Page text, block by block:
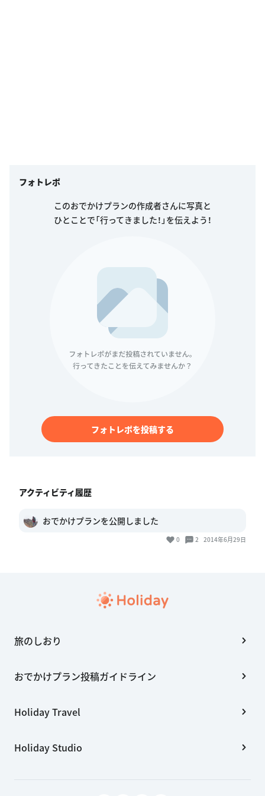
フォトレポ
このおでかけプランの作成者さんに写真と
ひとことで「行ってきました！」を伝えよう！
フォトレポを投稿する
アクティビティ履歴
おでかけプランを公開しました
0 2 2014年6月29日
旅のしおり
おでかけプラン投稿ガイドライン
Holiday Travel
Holiday Studio